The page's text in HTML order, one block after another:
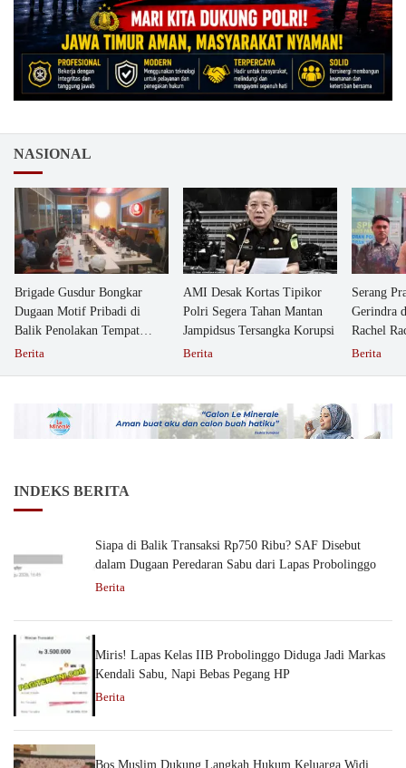
NASIONAL
Brigade Gusdur Bongkar
Dugaan Motif Pribadi di
Balik Penolakan Tempat
Ibadah GKJW Bangil
Berita
AMI Desak Kortas Tipikor
Polri Segera Tahan Mantan
Jampidsus Tersangka Korupsi
Berita
Serang
Gerindra
Rachel
Berita
INDEKS BERITA
Siapa di Balik Transaksi Rp750 Ribu? SAF Disebut
dalam Dugaan Peredaran Sabu dari Lapas Probolinggo
Berita
Miris! Lapas Kelas IIB Probolinggo Diduga Jadi Markas
Kendali Sabu, Napi Bebas Pegang HP
Berita
Bos Muslim Dukung Langkah Hukum Keluarga Widi,